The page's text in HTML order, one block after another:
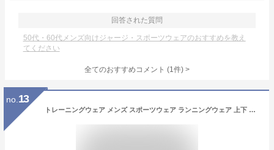
回答された質問
50代・60代メンズ向けジャージ・スポーツウェアのおすすめを教え
てください
全てのおすすめコメント (1件) >
no. 13
トレーニングウェア メンズ スポーツウェア ランニングウェア 上下 セット コンプレッションウェア ジムウェア ウォーキング ウェア 春 夏 秋 冬 五点セット パーカー 長袖 半袖トップス メッシュ 黒 おしゃれ